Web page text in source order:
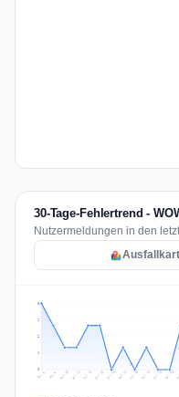
30-Tage-Fehlertrend -
Nutzermeldungen in den
1
2
2
3
Jul 8 Jul 9 Jul 10 Jul 11 Jul 12 Jul 13 Jul 14 Jul 15 Jul 16 Jul 17 Jul 18 Jul 19